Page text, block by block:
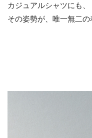
カジュアルシャツにも、
その姿勢が、唯一無二の